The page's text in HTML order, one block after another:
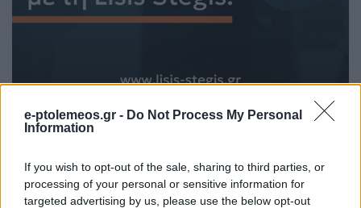
e-ptolemeos.gr - Do Not Process My Personal
Information
If you wish to opt-out of the sale, sharing to third parties, or
processing of your personal or sensitive information for
targeted advertising by us, please use the below opt-out